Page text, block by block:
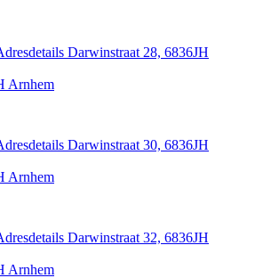
Darwinstraat 28, 6836JH
Arnhem
Darwinstraat 30, 6836JH
Arnhem
Darwinstraat 32, 6836JH
Arnhem